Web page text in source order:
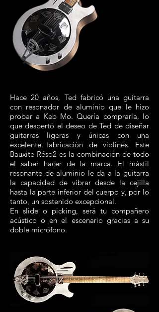
Hace 20 años, Ted fabricó una guitarra
con resonador de aluminio que le hizo
probar a Keb Mo. Quería comprarla, lo
que despertó el deseo de Ted de diseñar
guitarras ligeras y únicas con una
excelente fabricación de violines. Este
Bauxite Réso2 es la combinación de todo
el saber hacer de la marca. El mástil
resonante de aluminio le da a la guitarra
la capacidad de vibrar desde la cejilla
hasta la parte inferior del cuerpo y, por lo
tanto, un sostenido excepcional.
En slide o picking, será tu compañero
acústico o en el escenario gracias a su
doble micrófono.